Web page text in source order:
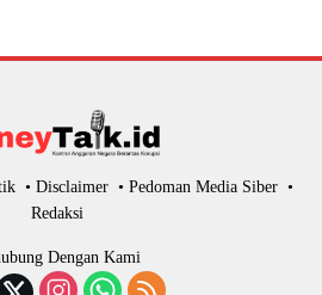
Disclaimer
Pedoman Media Siber
Redaksi
Dengan Kami